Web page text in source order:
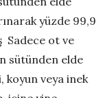
yüzde 99,9
Sadece ot ve
sütünden elde
koyun veya inek